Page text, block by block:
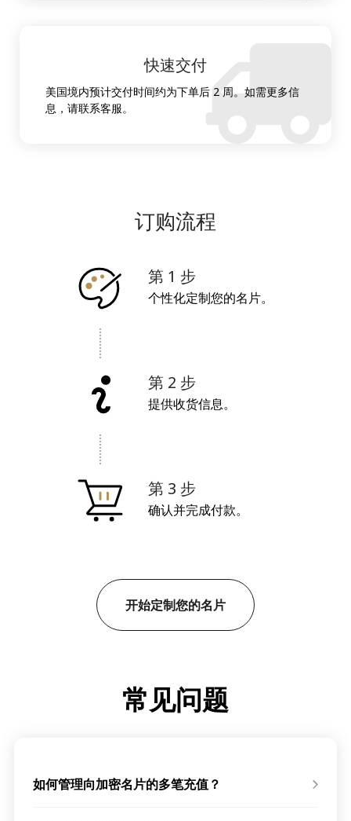
快速交付
美国境内预计交付时间约为下单后 2 周。如需更多信
息，请联系客服。
订购流程
第 1 步
个性化定制您的名片。
第 2 步
提供收货信息。
第 3 步
确认并完成付款。
开始定制您的名片
常见问题
如何管理向加密名片的多笔充值？